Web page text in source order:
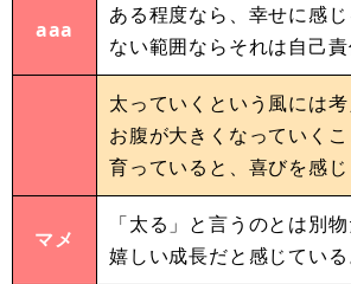
aaa
ある程度なら、幸せに感
ない範囲ならそれは自己責
太っていくという風には考
お腹が大きくなっていく
育っていると、喜びを感じ
マメ
「太る」と言うのとは別
嬉しい成長だと感じている